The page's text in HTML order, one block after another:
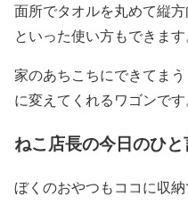
面所でタオルを丸めて縦
といった使い方もできます
家のあちこちにできてま
に変えてくれるワゴンです
ねこ店長の今日のひと
ぼくのおやつもココに収納